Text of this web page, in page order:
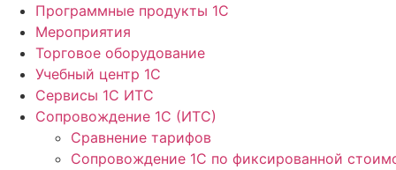
Программные продукты 1C
Мероприятия
Торговое оборудование
Учебный центр 1C
Сервисы 1C ИТС
Сопровождение 1С (ИТС)
Сравнение тарифов
Сопровождение 1С по фиксированной